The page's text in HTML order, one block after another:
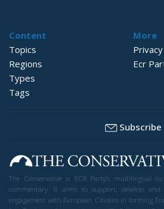
Content
Topics
Regions
Types
Tags
More
Ecr
Subscribe
The Conservative is ECR Party’s multilingual
commentary. It aims to support, develop
engagement with European Citizens in forming